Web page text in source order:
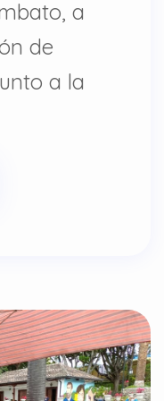
a
de
a la